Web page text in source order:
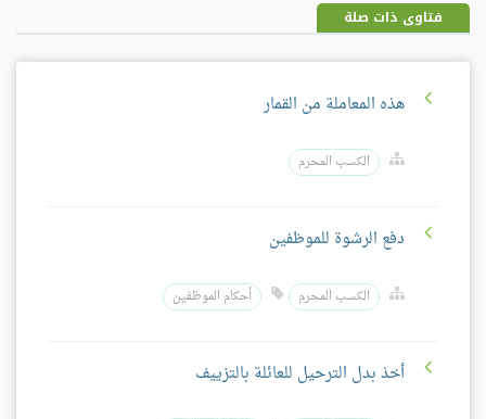
فتاوى ذات صلة
هذه المعاملة من القمار
الكسب المحرم
دفع الرشوة للموظفين
الكسب المحرم أحكام الموظفين
أخذ بدل الترحيل للعائلة بالتزييف